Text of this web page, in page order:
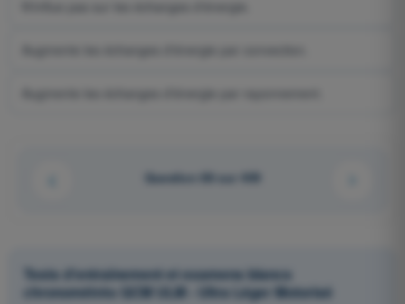
Question 88 sur 409
Tests d'entraînement et examens blancs
chronométrés QCM ULM - Ultra Léger Motorisé